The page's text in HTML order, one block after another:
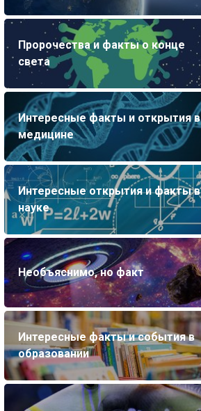
Пророчества и факты о конце
света
Интересные факты и открытия в
медицине
Интересные открытия и факты в
науке
Необъяснимо, но факт
Интересные факты и события в
образовании